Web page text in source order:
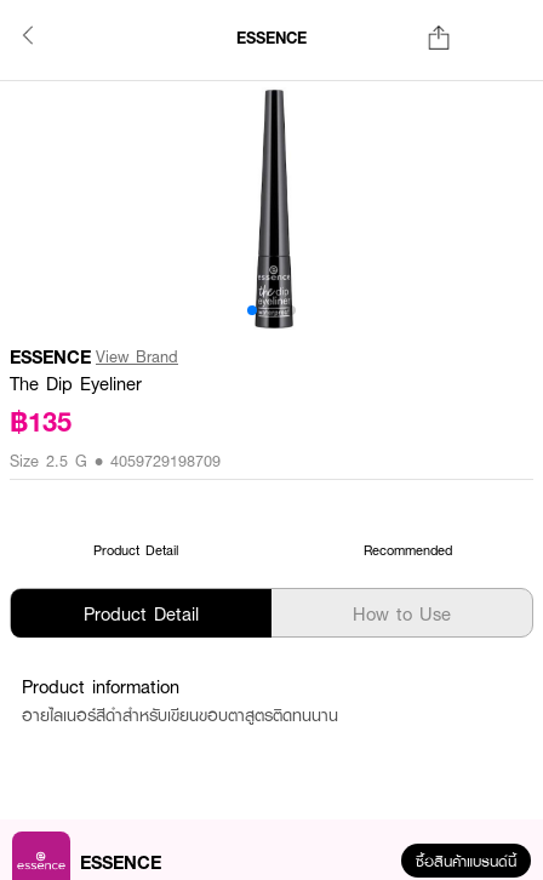
ESSENCE
ESSENCE View Brand
The Dip Eyeliner
฿135
Size 2.5 G • 4059729198709
Product Detail Recommended
Product Detail How to Use
Product information
อายไลเนอร์สีดำสำหรับเขียนขอบตาสูตรติดทนนาน
ESSENCE ซื้อสินค้าแบรนด์นี้